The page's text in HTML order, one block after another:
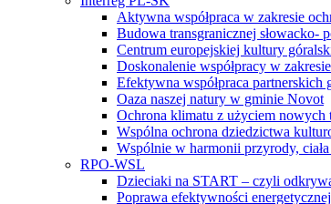
Aktywna współpraca w zakresie
Budowa transgranicznej słowacko-
Centrum europejskiej kultury
Doskonalenie współpracy w
Efektywna współpraca partnerskich
Oaza naszej natury w gminie Novot
Ochrona klimatu z użyciem nowych
Wspólna ochrona dziedzictwa
Wspólnie w harmonii przyrody,
RPO-WSL
Dzieciaki na START – czyli
Poprawa efektywności